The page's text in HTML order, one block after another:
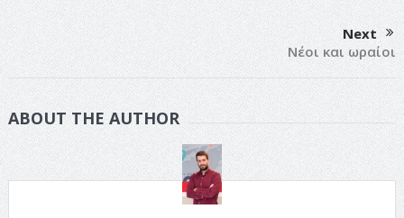
Next
Νέοι και ωραίοι
ABOUT THE AUTHOR